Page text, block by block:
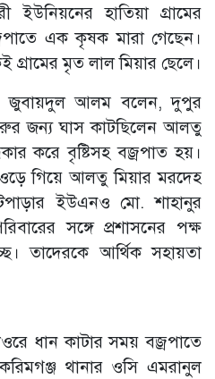
হাতিয়া গ্রামের
এক কৃষক মারা গেছেন।
মৃত লাল মিয়ার ছেলে।
জুবায়দুল আলম বলেন, দুপুর
জন্য ঘাস কাটছিলেন আলতু
করে বৃষ্টিসহ বজ্রপাত হয়।
গিয়ে আলতু মিয়ার মরদেহ
ইউএনও মো. শাহানুর
সঙ্গে প্রশাসনের পক্ষ
তাদেরকে আর্থিক সহায়তা
ধান কাটার সময় বজ্রপাতে
থানার ওসি এমরানুল